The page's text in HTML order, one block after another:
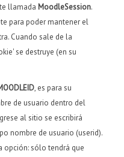
llamada MoodleSession.
para poder mantener el
Cuando sale de la
se destruye (en su
, es para su
de usuario dentro del
al sitio se escribirá
nombre de usuario (userid).
opción: sólo tendrá que